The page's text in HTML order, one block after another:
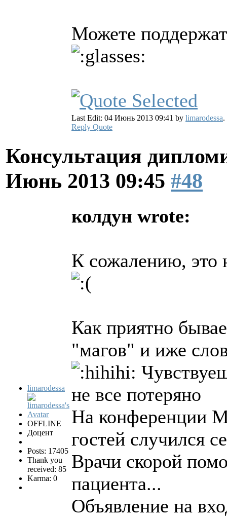
Можете
Last Edit: 04 Июнь 2013 09:41 by limarodessa.
Reply Quote
Консультация
Июнь 2013 09:45 #48
limarodessa
OFFLINE
Доцент
Posts: 17405
Thank you
received: 85
Karma: 0
колдун wrote:
К сожалению, это
Как приятно
"магов" и иже
не все потеряно
На конференции
гостей случился
Врачи скорой
пациента...
Объявление на